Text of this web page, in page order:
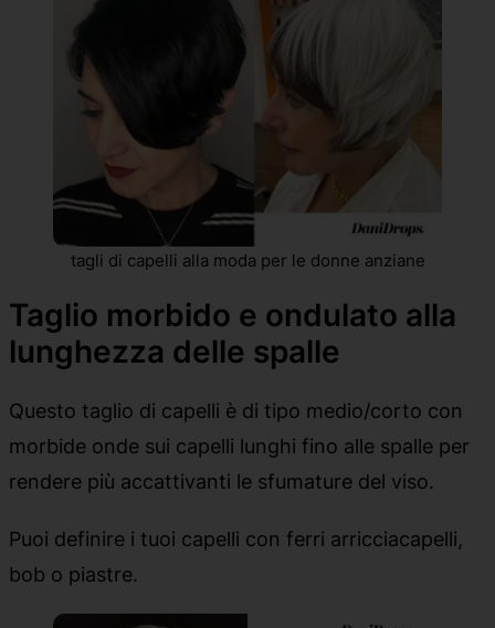
tagli di capelli alla moda per le donne anziane
Taglio morbido e ondulato alla
lunghezza delle spalle
Questo taglio di capelli è di tipo medio/corto con
morbide onde sui capelli lunghi fino alle spalle per
rendere più accattivanti le sfumature del viso.
Puoi definire i tuoi capelli con ferri arricciacapelli,
bob o piastre.